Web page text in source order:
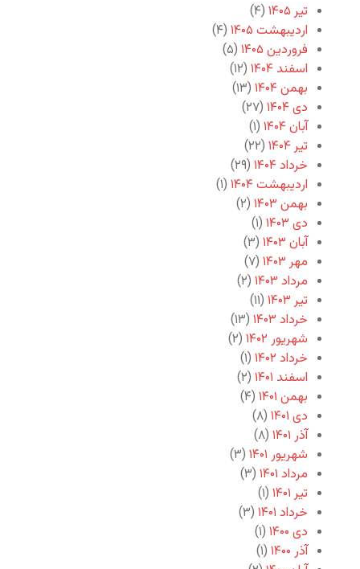
تیر ۱۴۰۵
(۴)
اردیبهشت ۱۴۰۵
(۴)
فروردین ۱۴۰۵
(۵)
اسفند ۱۴۰۴
(۱۲)
بهمن ۱۴۰۴
(۱۳)
دی ۱۴۰۴
(۲۷)
آبان ۱۴۰۴
(۱)
تیر ۱۴۰۴
(۲۲)
خرداد ۱۴۰۴
(۲۹)
اردیبهشت ۱۴۰۴
(۱)
بهمن ۱۴۰۳
(۲)
دی ۱۴۰۳
(۱)
آبان ۱۴۰۳
(۳)
مهر ۱۴۰۳
(۷)
مرداد ۱۴۰۳
(۲)
تیر ۱۴۰۳
(۱۱)
خرداد ۱۴۰۳
(۱۳)
شهریور ۱۴۰۲
(۲)
خرداد ۱۴۰۲
(۱)
اسفند ۱۴۰۱
(۲)
بهمن ۱۴۰۱
(۴)
دی ۱۴۰۱
(۸)
آذر ۱۴۰۱
(۸)
شهریور ۱۴۰۱
(۳)
مرداد ۱۴۰۱
(۳)
تیر ۱۴۰۱
(۱)
خرداد ۱۴۰۱
(۳)
دی ۱۴۰۰
(۱)
آذر ۱۴۰۰
(۱)